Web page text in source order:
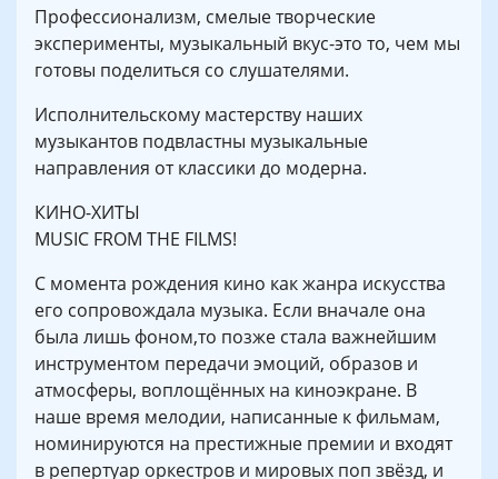
Профессионализм, смелые творческие
эксперименты, музыкальный вкус-это то, чем мы
готовы поделиться со слушателями.
Исполнительскому мастерству наших
музыкантов подвластны музыкальные
направления от классики до модерна.
КИНО-ХИТЫ
MUSIC FROM THE FILMS!
С момента рождения кино как жанра искусства
его сопровождала музыка. Если вначале она
была лишь фоном,то позже стала важнейшим
инструментом передачи эмоций, образов и
атмосферы, воплощённых на киноэкране. В
наше время мелодии, написанные к фильмам,
номинируются на престижные премии и входят
в репертуар оркестров и мировых поп звёзд, и